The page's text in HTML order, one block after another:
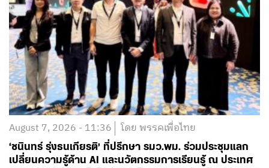
August 7, 2026 - 11:36 โดย พรรคเพื่อไทย
‘ชนินทร์ รุ่งธนเกียรติ’ ที่ปรึกษา รมว.พม. ร่วมประชุมแลก
เปลี่ยนความรู้ด้าน AI และนวัตกรรมการเรียนรู้ ณ ประเทศ